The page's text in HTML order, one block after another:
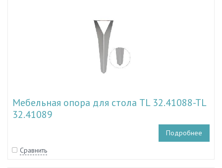
Мебельная опора для стола TL 32.41088-TL
32.41089
Подробнее
Сравнить